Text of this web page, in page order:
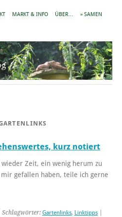
MARKT & INFO ÜBER… » SAMEN
kurz notiert
Zeit, ein wenig herum zu
gefallen haben, teile ich gerne
Schlagwörter: Gartenlinks, Linktipps